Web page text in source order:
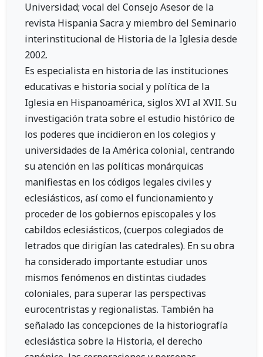
Universidad; vocal del Consejo Asesor de la
revista Hispania Sacra y miembro del Seminario
interinstitucional de Historia de la Iglesia desde
2002.
Es especialista en historia de las instituciones
educativas e historia social y política de la
Iglesia en Hispanoamérica, siglos XVI al XVII. Su
investigación trata sobre el estudio histórico de
los poderes que incidieron en los colegios y
universidades de la América colonial, centrando
su atención en las políticas monárquicas
manifiestas en los códigos legales civiles y
eclesiásticos, así como el funcionamiento y
proceder de los gobiernos episcopales y los
cabildos eclesiásticos, (cuerpos colegiados de
letrados que dirigían las catedrales). En su obra
ha considerado importante estudiar unos
mismos fenómenos en distintas ciudades
coloniales, para superar las perspectivas
eurocentristas y regionalistas. También ha
señalado las concepciones de la historiografía
eclesiástica sobre la Historia, el derecho